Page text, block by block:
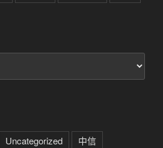
Uncategorized
中信